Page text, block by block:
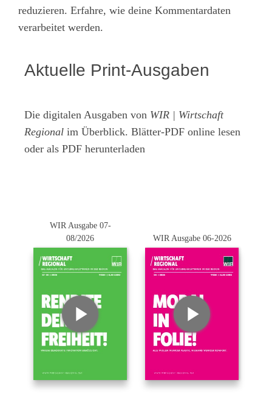
reduzieren. Erfahre, wie deine Kommentardaten
verarbeitet werden.
Aktuelle Print-Ausgaben
Die digitalen Ausgaben von WIR | Wirtschaft
Regional im Überblick. Blätter-PDF online lesen
oder als PDF herunterladen
WIR Ausgabe 07-
08/2026
WIR Ausgabe 06-2026